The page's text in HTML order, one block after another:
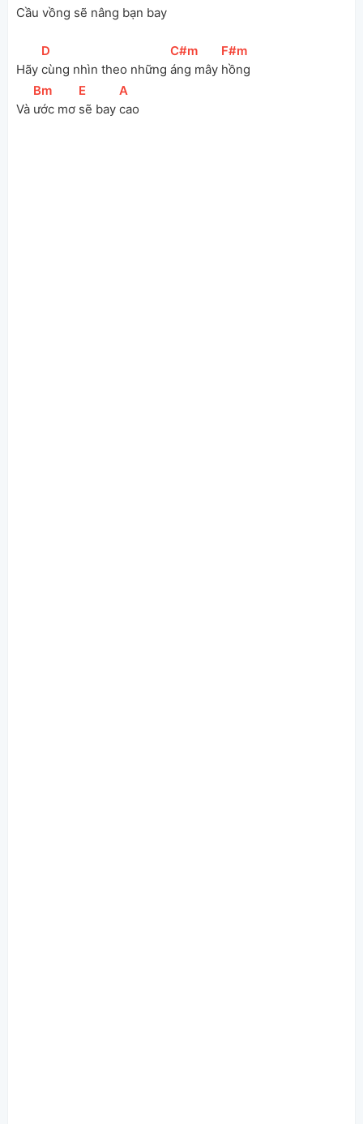
Cầu vồng sẽ nâng bạn bay
Hãy
[D
cùng nhìn theo những
[
C#m
áng mây
[F#m
hồng
Và
[Bm
ước mơ
[E
sẽ bay
[
A
cao